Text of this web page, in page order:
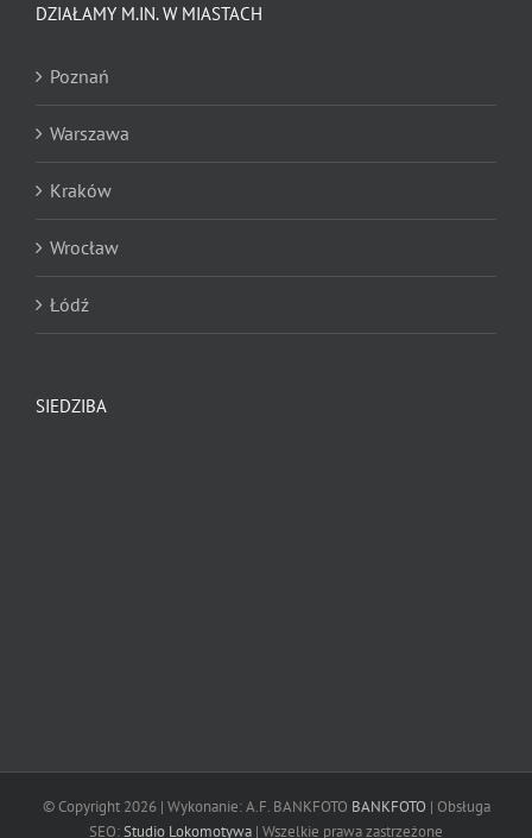
Nacinanie pod odwodnienia liniowe
Zrywanie wykładzin dywanowych
Zrywanie posadzek żywicznych
Zrywanie posadzek przemysłowych
Zrywanie posadzek i nawierzchni sportowych
Zrywanie parkietów
ULTRA PRECYZYJNE SZLIFOWANIE FLOORSHAVER
DZIAŁAMY M.IN. W MIASTACH
Poznań
Warszawa
Kraków
Wrocław
Łódź
SIEDZIBA
© Copyright 2026 | Wykonanie: A.F. BANKFOTO BANKFOTO | Obsługa
SEO:Studio Lokomotywa | Wszelkie prawa zastrzeżone